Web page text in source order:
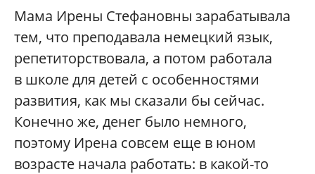
Мама Ирены Стефановны зарабатывала
тем, что преподавала немецкий язык,
репетиторствовала, а потом работала
в школе для детей с особенностями
развития, как мы сказали бы сейчас.
Конечно же, денег было немного,
поэтому Ирена совсем еще в юном
возрасте начала работать: в какой-то